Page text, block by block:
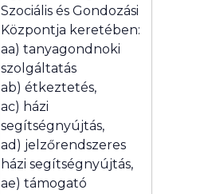
Szociális és Gondozási
Központja keretében:
aa) tanyagondnoki
szolgáltatás
ab) étkeztetés,
ac) házi
segítségnyújtás,
ad) jelzőrendszeres
házi segítségnyújtás,
ae) támogató